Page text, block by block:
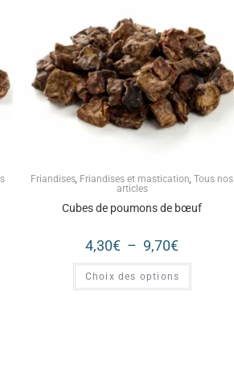
Friandises, Friandises et mastication,Tous nos
articles
Cubes de poumons de bœuf
4,30€ – 9,70€
Choix des options